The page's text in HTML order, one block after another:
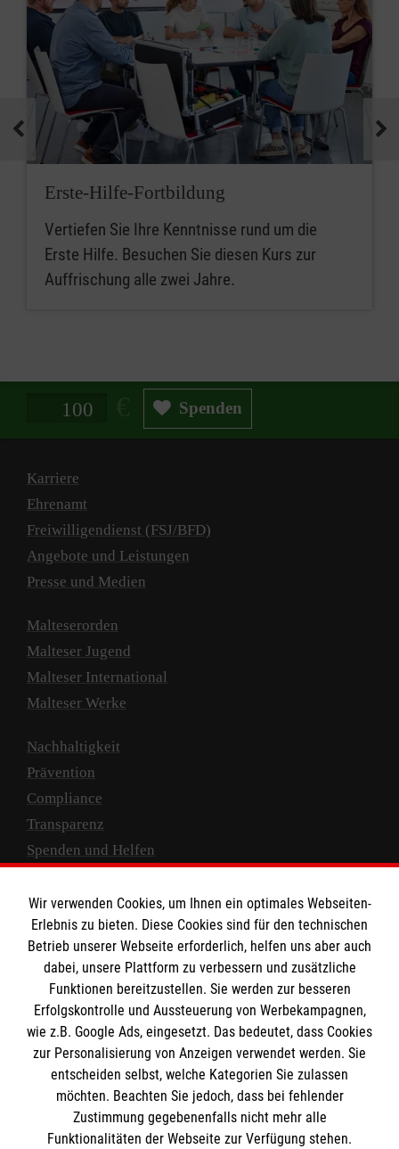
Erste-Hilfe-Fortbildung
Vertiefen Sie Ihre Kenntnisse rund um die
Erste Hilfe. Besuchen Sie diesen Kurs zur
Auffrischung alle zwei Jahre.
Spendenbetrag in Euro Spenden
Karriere
Ehrenamt
Freiwilligendienst (FSJ/BFD)
Angebote und Leistungen
Presse und Medien
Malteserorden
Malteser Jugend
Malteser International
Malteser Werke
Nachhaltigkeit
Prävention
Compliance
Transparenz
Spenden und Helfen
Empfänger: Malteser Hilfsdienst e.V.
IBAN: DE10 3706 0120 1201 2000 12
BIC: GENODED 1PA7
Wir verwenden Cookies, um Ihnen ein optimales Webseiten-
Erlebnis zu bieten. Diese Cookies sind für den technischen
Betrieb unserer Webseite erforderlich, helfen uns aber auch
dabei, unsere Plattform zu verbessern und zusätzliche
Funktionen bereitzustellen. Sie werden zur besseren
Erfolgskontrolle und Aussteuerung von Werbekampagnen,
wie z.B. Google Ads, eingesetzt. Das bedeutet, dass Cookies
zur Personalisierung von Anzeigen verwendet werden. Sie
entscheiden selbst, welche Kategorien Sie zulassen
möchten. Beachten Sie jedoch, dass bei fehlender
Zustimmung gegebenenfalls nicht mehr alle
Funktionalitäten der Webseite zur Verfügung stehen.